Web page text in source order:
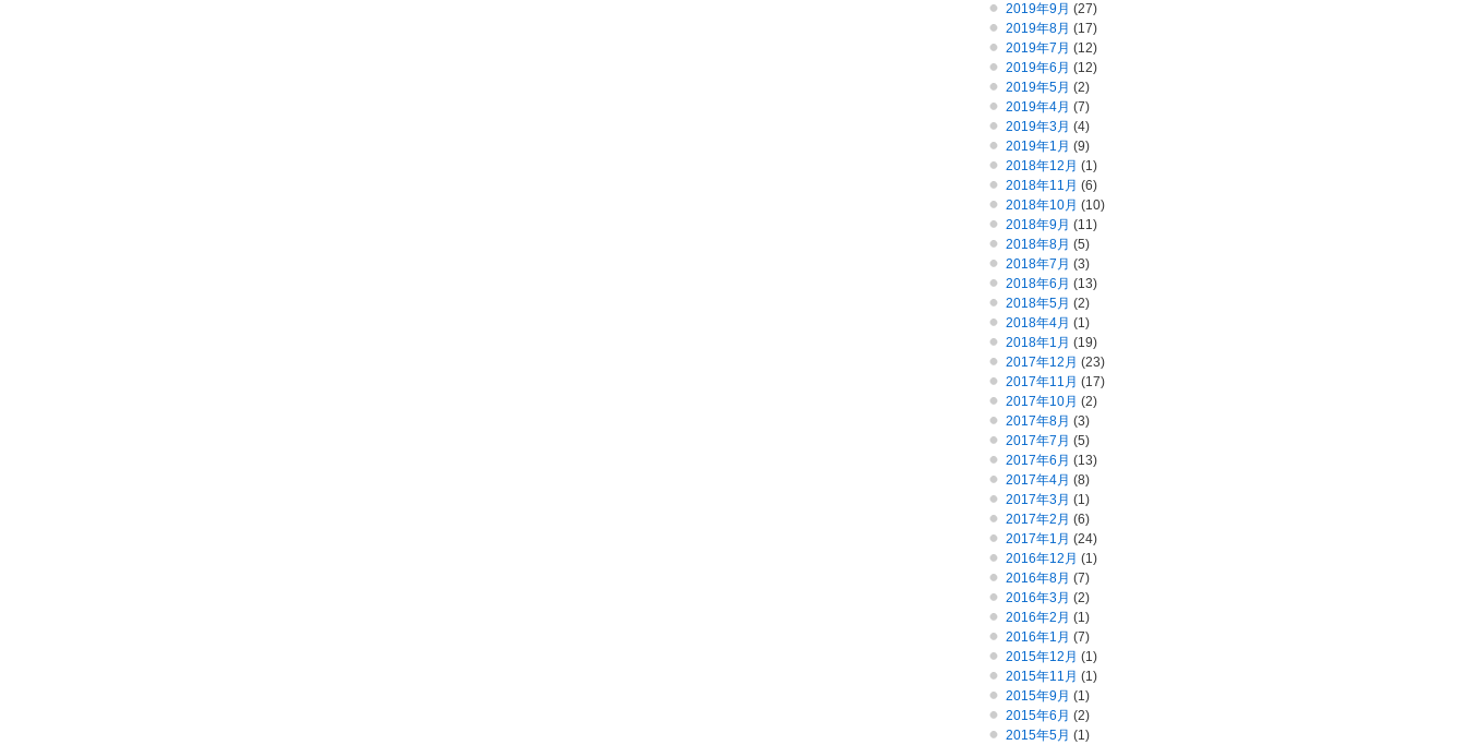
2019年9月 (27)
2019年8月 (17)
2019年7月 (12)
2019年6月 (12)
2019年5月 (2)
2019年4月 (7)
2019年3月 (4)
2019年1月 (9)
2018年12月 (1)
2018年11月 (6)
2018年10月 (10)
2018年9月 (11)
2018年8月 (5)
2018年7月 (3)
2018年6月 (13)
2018年5月 (2)
2018年4月 (1)
2018年1月 (19)
2017年12月 (23)
2017年11月 (17)
2017年10月 (2)
2017年8月 (3)
2017年7月 (5)
2017年6月 (13)
2017年4月 (8)
2017年3月 (1)
2017年2月 (6)
2017年1月 (24)
2016年12月 (1)
2016年8月 (7)
2016年3月 (2)
2016年2月 (1)
2016年1月 (7)
2015年12月 (1)
2015年11月 (1)
2015年9月 (1)
2015年6月 (2)
2015年5月 (1)